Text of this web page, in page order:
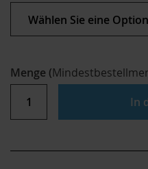
Menge (
In